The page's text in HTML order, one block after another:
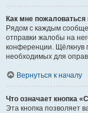
Как мне
Рядом с каждым
отправки жалобы на
конференции. Щёлкнув
необходимых для
Вернуться к началу
Что означает кнопка
Эта кнопка позволяет